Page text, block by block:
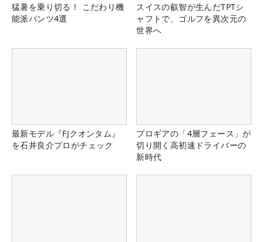
猛暑を乗り切る！ こだわり機
能派パンツ4選
スイスの叡智が生んだTPTシ
ャフトで、ゴルフを異次元の
世界へ
最新モデル『FJクオンタム』
を石井良介プロがチェック
プロギアの「4層フェース」が
切り開く高初速ドライバーの
新時代